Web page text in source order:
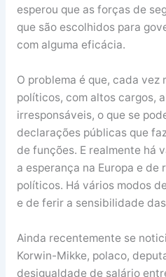
esperou que as forças de
que são escolhidos para
com alguma eficácia.
O problema é que, cada vez
políticos, com altos cargos,
irresponsáveis, o que se
declarações públicas que
de funções. E realmente há
a esperança na Europa e
políticos. Há vários modos
e de ferir a sensibilidade
Ainda recentemente se
Korwin-Mikke, polaco,
desigualdade de salário